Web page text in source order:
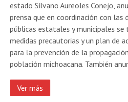
estado Silvano Aureoles Conejo,
prensa que en coordinación con las
públicas estatales y municipales se
medidas precautorias y un plan de
para la prevención de la
población michoacana. También
Ver más